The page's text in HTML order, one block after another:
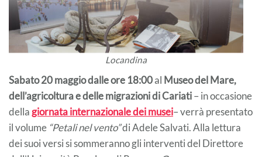
Locandina
Sabato 20 maggio dalle ore 18:00al Museo del Mare,
dell’agricoltura e delle migrazioni di Cariati– in occasione
della giornata internazionale dei musei– verrà presentato
il volume “Petali nel vento”di Adele Salvati. Alla lettura
dei suoi versi si sommeranno gli interventi del Direttore